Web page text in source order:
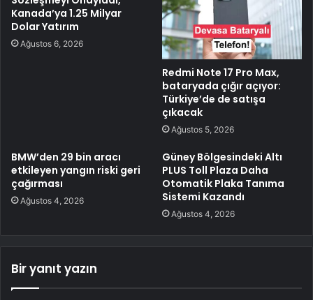
Kanada’ya 1.25 Milyar
Dolar Yatırım
Ağustos 6, 2026
Redmi Note 17 Pro Max,
bataryada çığır açıyor:
Türkiye’de de satışa
çıkacak
Ağustos 5, 2026
BMW’den 29 bin aracı
etkileyen yangın riski geri
çağırması
Ağustos 4, 2026
Güney Bölgesindeki Altı
PLUS Toll Plaza Daha
Otomatik Plaka Tanıma
Sistemi Kazandı
Ağustos 4, 2026
Bir yanıt yazın